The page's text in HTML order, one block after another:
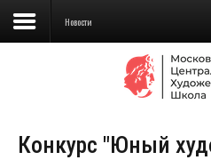
Сведения об образовательной
Школа
Новости
Конкурс "Юный